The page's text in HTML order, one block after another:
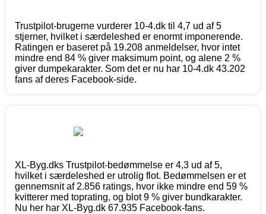
Trustpilot-brugerne vurderer 10-4.dk til 4,7 ud af 5
stjerner, hvilket i særdeleshed er enormt imponerende.
Ratingen er baseret på 19.208 anmeldelser, hvor intet
mindre end 84 % giver maksimum point, og alene 2 %
giver dumpekarakter. Som det er nu har 10-4.dk 43.202
fans af deres Facebook-side.
XL-Byg.dks Trustpilot-bedømmelse er 4,3 ud af 5,
hvilket i særdeleshed er utrolig flot. Bedømmelsen er et
gennemsnit af 2.856 ratings, hvor ikke mindre end 59 %
kvitterer med toprating, og blot 9 % giver bundkarakter.
Nu her har XL-Byg.dk 67.935 Facebook-fans.